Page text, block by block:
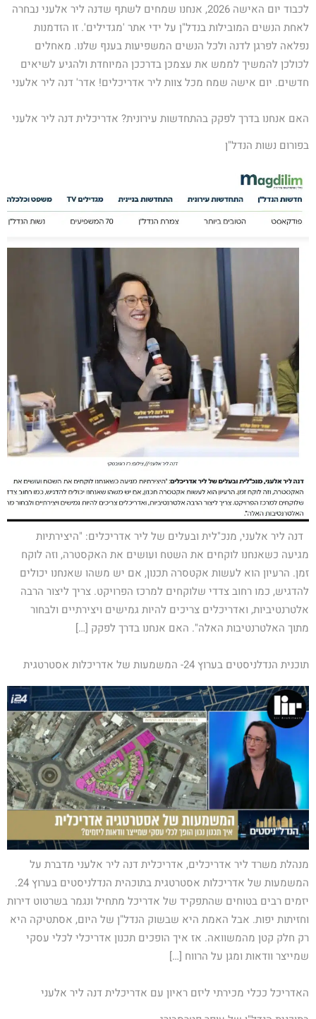
לכבוד יום האישה 2026, אנחנו שמחים לשתף שדנה ליר אלעני נבחרה
לאחת הנשים המובילות בנדל"ן על ידי אתר 'מגדילים'. זו הזדמנות
נפלאה לפרגן לדנה ולכל הנשים המשפיעות בענף שלנו. מאחלים
לכולכן להמשיך לממש את עצמכן בדרככן המיוחדת ולהגיע לשיאים
חדשים. יום אישה שמח מכל צוות ליר אדריכלים! אדר' דנה ליר אלעני
האם אנחנו בדרך לפקק בהתחדשות עירונית? אדריכלית דנה ליר אלעני
בפורום נשות הנדל"ן
דנה ליר אלעני, מנכ"לית ובעלים של ליר אדריכלים: "היצירתיות
מגיעה כשאנחנו לוקחים את השטח ועושים את האקסטרה, וזה לוקח
זמן. הרעיון הוא לעשות אקטסרה תכנון, אם יש משהו שאנחנו יכולים
להדגיש, כמו רחוב צדדי שלוקחים למרכז הפרויקט. צריך ליצור הרבה
אלטרנטיביות, ואדריכלים צריכים להיות גמישים ויצירתיים ולבחור
מתוך האלטרנטיבות האלה". האם אנחנו בדרך לפקק […]
תוכנית הנדלניסטים בערוץ 24- המשמעות של אדריכלות אסטרטגית
מנהלת משרד ליר אדריכלים, אדריכלית דנה ליר אלעני מדברת על
המשמעות של אדריכלות אסטרטגית בתוכהית הנדלניסטים בערוץ 24.
יזמים רבים בטוחים שהתפקיד של אדריכל מתחיל ונגמר בשרטוט דירות
וחזיתות יפות. אבל האמת היא שבשוק הנדל"ן של היום, אסתטיקה היא
רק חלק קטן מהמשוואה. אז איך הופכים תכנון אדריכלי לכלי עסקי
שמייצר וודאות ומגן על הרווח […]
האדריכל ככלי מכירתי ליזם ראיון עם אדריכלית דנה ליר אלעני